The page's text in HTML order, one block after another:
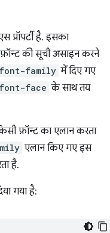
प्रॉपर्टी है. इसका
की सूची असाइन करने
font-family में दिए गए
face के साथ तय
फ़ॉन्ट का एलान करता
एलान किए गए इस
है.
गया है: